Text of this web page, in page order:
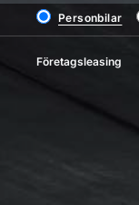
Personbilar
Företagsleasing